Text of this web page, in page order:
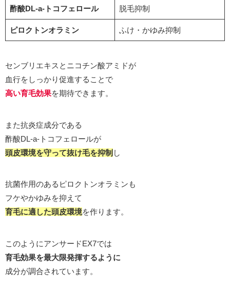
酢酸DL-a-トコフェロール 脱毛抑制
ピロクトンオラミン ふけ・かゆみ抑制
センブリエキスとニコチン酸アミドが
血行をしっかり促進することで
高い育毛効果を期待できます。
また抗炎症成分である
酢酸DL-a-トコフェロールが
頭皮環境を守って抜け毛を抑制 し
抗菌作用のあるピロクトンオラミンも
フケやかゆみを抑えて
育毛に適した頭皮環境を作ります。
このようにアンサードEX7では
育毛効果を最大限発揮するように
成分が調合されています。